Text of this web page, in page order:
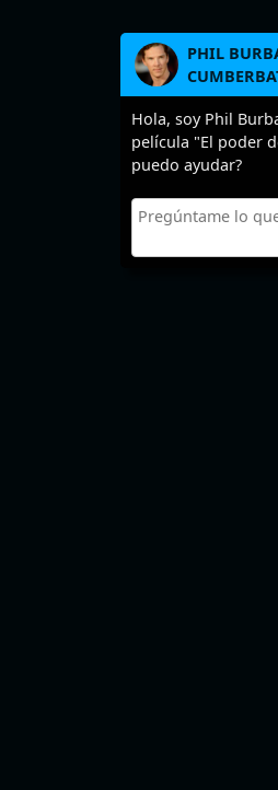
PHIL
Hola, soy Phil
película "El poder
puedo ayudar?